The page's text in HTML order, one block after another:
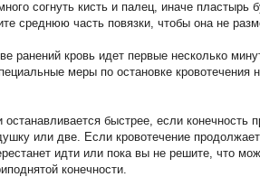
согнуть кисть и палец, иначе
среднюю часть повязки, чтобы она не
ранений кровь идет первые несколько
меры по остановке кровотечения
останавливается быстрее, если
или две. Если кровотечение
идти или пока вы не решите, что
конечности.